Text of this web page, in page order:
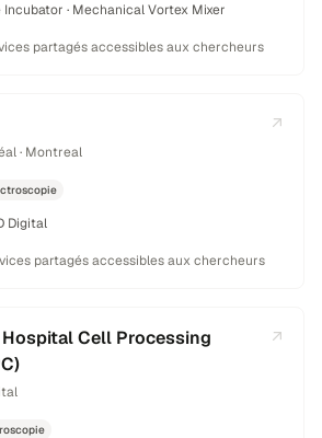
Incubator · Mechanical Vortex Mixer
partagés accessibles aux chercheurs
· Montreal
Digital
partagés accessibles aux chercheurs
Cell Processing